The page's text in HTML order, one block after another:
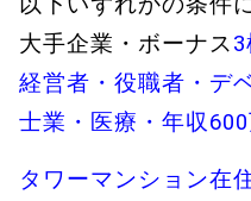
大手企業・ボーナス
経営者・役職者・デ
士業・医療・年収
タワーマンション在